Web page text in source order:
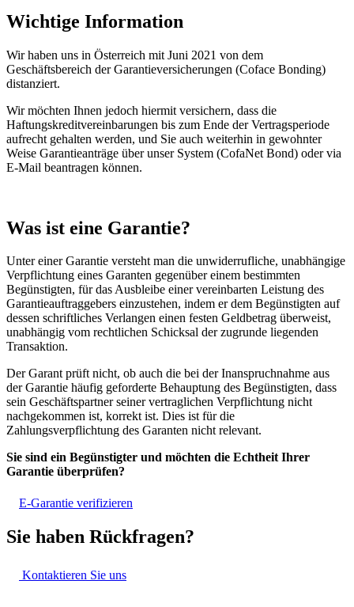
Wichtige Information
Wir haben uns in Österreich mit Juni 2021 von dem
Geschäftsbereich der Garantieversicherungen (Coface Bonding)
distanziert.
Wir möchten Ihnen jedoch hiermit versichern, dass die
Haftungskreditvereinbarungen bis zum Ende der Vertragsperiode
aufrecht gehalten werden, und Sie auch weiterhin in gewohnter
Weise Garantieanträge über unser System (CofaNet Bond) oder via
E-Mail beantragen können.
Was ist eine Garantie?
Unter einer Garantie versteht man die unwiderrufliche, unabhängige
Verpflichtung eines Garanten gegenüber einem bestimmten
Begünstigten, für das Ausbleibe einer vereinbarten Leistung des
Garantieauftraggebers einzustehen, indem er dem Begünstigten auf
dessen schriftliches Verlangen einen festen Geldbetrag überweist,
unabhängig vom rechtlichen Schicksal der zugrunde liegenden
Transaktion.
Der Garant prüft nicht, ob auch die bei der Inanspruchnahme aus
der Garantie häufig geforderte Behauptung des Begünstigten, dass
sein Geschäftspartner seiner vertraglichen Verpflichtung nicht
nachgekommen ist, korrekt ist. Dies ist für die
Zahlungsverpflichtung des Garanten nicht relevant.
Sie sind ein Begünstigter und möchten die Echtheit Ihrer
Garantie überprüfen?
E-Garantie verifizieren
Sie haben Rückfragen?
Kontaktieren Sie uns